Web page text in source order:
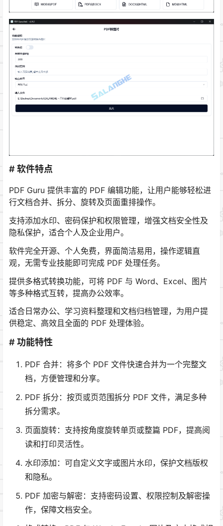
# 软件特点
PDF Guru 提供丰富的 PDF 编辑功能，让用户能够轻松进
行文档合并、拆分、旋转及页面重排操作。
支持添加水印、密码保护和权限管理，增强文档安全性及
隐私保护，适合个人及企业用户。
软件完全开源、个人免费，界面简洁易用，操作逻辑直
观，无需专业技能即可完成 PDF 处理任务。
提供多格式转换功能，可将 PDF 与 Word、Excel、图片
等多种格式互转，提高办公效率。
适合日常办公、学习资料整理和文档归档管理，为用户提
供稳定、高效且全面的 PDF 处理体验。
# 功能特性
PDF 合并：将多个 PDF 文件快速合并为一个完整文
档，方便管理和分享。
PDF 拆分：按页或页范围拆分 PDF 文件，满足多种
拆分需求。
页面旋转：支持按角度旋转单页或整篇 PDF，提高阅
读和打印灵活性。
水印添加：可自定义文字或图片水印，保护文档版权
和隐私。
PDF 加密与解密：支持密码设置、权限控制及解密操
作，保障文档安全。